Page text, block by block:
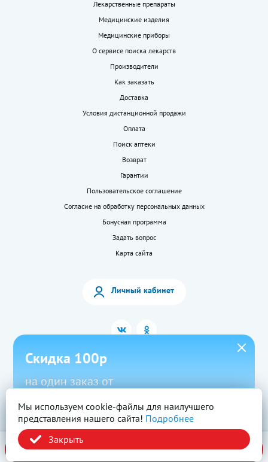
В корзинуза 189,00 ₽
Лекарственные препараты
Медицинские изделия
Медицинские приборы
О сервисе поиска лекарств
Производители
Как заказать
Доставка
Условия дистанционной продажи
Оплата
Поиск аптеки
Возврат
Гарантии
Пользовательское соглашение
Согласие на обработку персональных данных
Бонусная программа
Задать вопрос
Карта сайта
Личный кабинет
2026 © «LEKkupi»
Все права защищены.
Вся информация на сайте — собственность ООО «Моя аптека». Публикация с
сайта www.lekkupi.ru без разрешения запрещена.
ОГРН:1025404723585, Лицензия № Л042-01125-54/00269824.
Политика конфиденциальности
Мы используем cookie-файлы для наилучшего
представления нашего сайта! Подробнее
Закрыть
Скидка 100р
на один заказ от
Скачать
Промокод Новый